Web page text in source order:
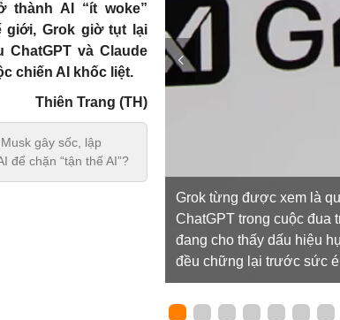
thành AI “ít woke”
giới, Grok giờ tụt lại
ChatGPT và Claude
chiến AI khốc liệt.
Thiên Trang (TH)
gây sốc, lập
để chặn “tận thế AI”?
Grok từng được xem là
ChatGPT trong cuộc đua
đang cho thấy dấu hiệu
đều chững lại trước sức